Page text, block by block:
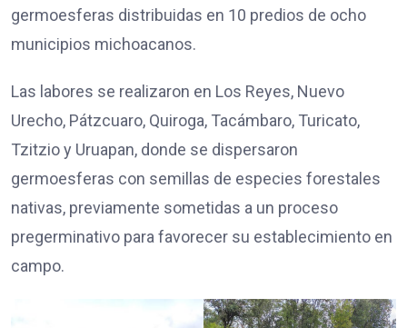
germoesferas distribuidas en 10 predios de ocho
municipios michoacanos.
Las labores se realizaron en Los Reyes, Nuevo
Urecho, Pátzcuaro, Quiroga, Tacámbaro, Turicato,
Tzitzio y Uruapan, donde se dispersaron
germoesferas con semillas de especies forestales
nativas, previamente sometidas a un proceso
pregerminativo para favorecer su establecimiento en
campo.